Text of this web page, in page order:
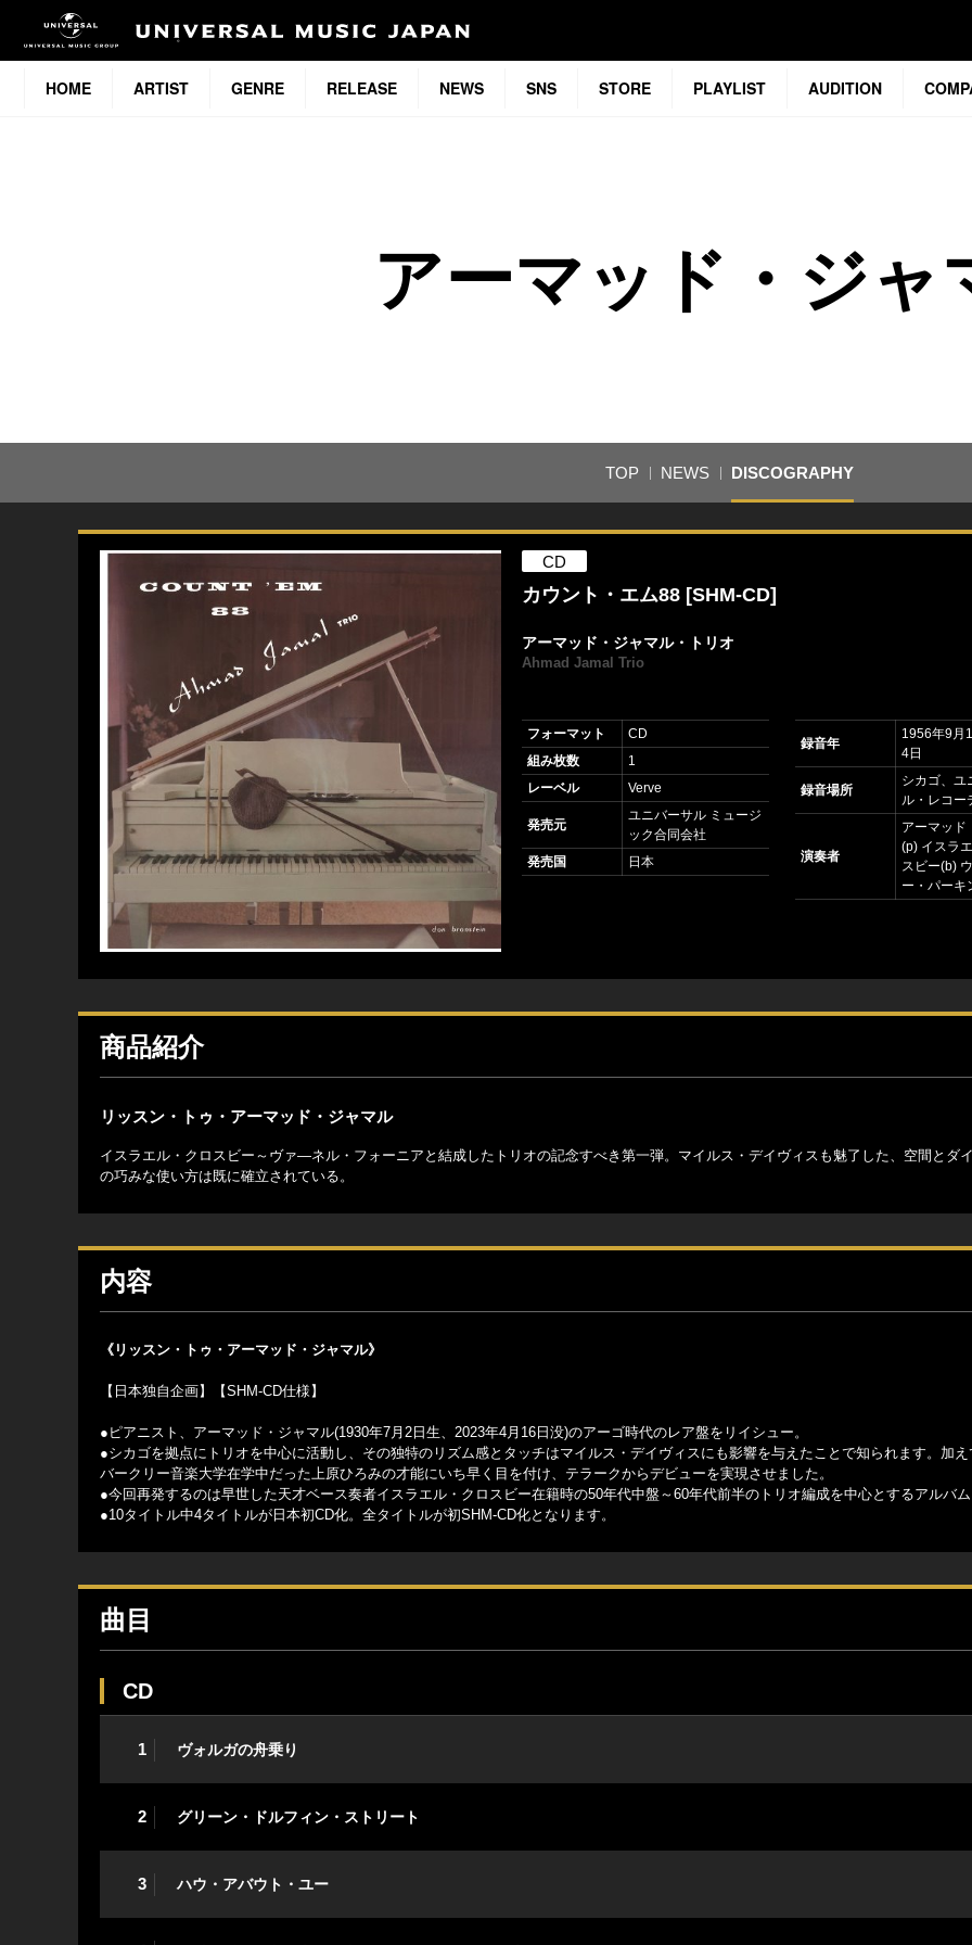
HOME ARTIST GENRE RELEASE NEWS SNS STORE PLAYLIST AUDITION
アーマッド・ジャ
TOP NEWS DISCOGRAPHY
CD
カウント・エム88 [SHM-CD]
アーマッド・ジャマル・トリオ
Ahmad Jamal Trio
フォーマット
CD
組み枚数
1
レーベル
Verve
発売元
ユニバーサル ミュージ
ック合同会社
発売国
日本
録音年
1956年9月
4日
録音場所
シカゴ、ユ
ル・レコー
演奏者
アーマッド
(p) イスラ
スビー(b)
ー・パーキ
商品紹介
リッスン・トゥ・アーマッド・ジャマル
イスラエル・クロスビー～ヴァ―ネル・フォーニアと結成したトリオの記念すべき第一弾。マイルス・デイヴィスも魅了した、空間とダ
の巧みな使い方は既に確立されている。
内容
《リッスン・トゥ・アーマッド・ジャマル》
【日本独自企画】【SHM-CD仕様】
●ピアニスト、アーマッド・ジャマル(1930年7月2日生、2023年4月16日没)のアーゴ時代のレア盤をリイシュー。
●シカゴを拠点にトリオを中心に活動し、その独特のリズム感とタッチはマイルス・デイヴィスにも影響を与えたことで知られます。加
バークリー音楽大学在学中だった上原ひろみの才能にいち早く目を付け、テラークからデビューを実現させました。
●今回再発するのは早世した天才ベース奏者イスラエル・クロスビー在籍時の50年代中盤～60年代前半のトリオ編成を中心とするアルバ
●10タイトル中4タイトルが日本初CD化。全タイトルが初SHM-CD化となります。
曲目
CD
1 ヴォルガの舟乗り
2 グリーン・ドルフィン・ストリート
3 ハウ・アバウト・ユー